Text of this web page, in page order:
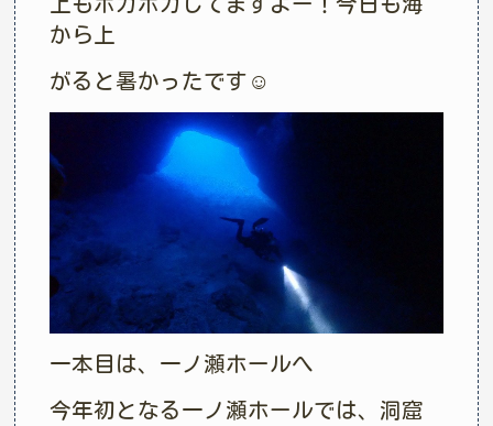
から上
がると暑かったです☺︎
一本目は、一ノ瀬ホールへ
今年初となる一ノ瀬ホールでは、洞窟